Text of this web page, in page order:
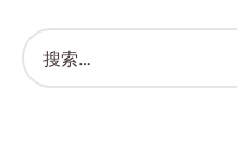
搜
索
：